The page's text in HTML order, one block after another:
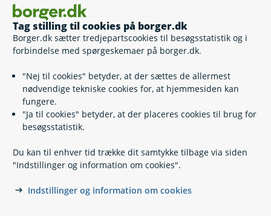
Tag stilling til cookies på borger.dk
Borger.dk sætter tredjepartscookies til besøgsstatistik og i
forbindelse med spørgeskemaer på borger.dk.
"Nej til cookies" betyder, at der sættes de allermest
nødvendige tekniske cookies for, at hjemmesiden kan
fungere.
"Ja til cookies" betyder, at der placeres cookies til brug for
besøgsstatistik.
Du kan til enhver tid trække dit samtykke tilbage via siden
"Indstillinger og information om cookies".
Indstillinger og information om cookies
Sådan udfører Udbetaling Danmark kontrol
med udbetaling af sociale ydelser
Kontakt